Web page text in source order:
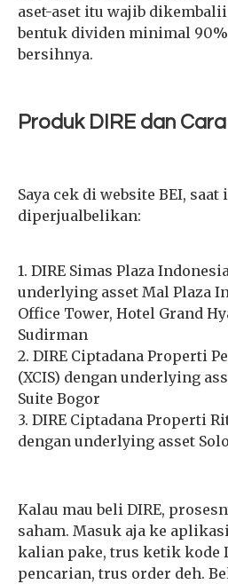
aset-aset itu wajib
bentuk dividen minimal
bersihnya.
Produk DIRE dan
Saya cek di website BEI, saat
diperjualbelikan:
1. DIRE Simas Plaza
underlying asset Mal Plaza
Office Tower, Hotel Grand
Sudirman
2. DIRE Ciptadana Properti
(XCIS) dengan underlying
Suite Bogor
3. DIRE Ciptadana Properti
dengan underlying asset
Kalau mau beli DIRE,
saham. Masuk aja ke
kalian pake, trus ketik kode
pencarian, trus order deh.